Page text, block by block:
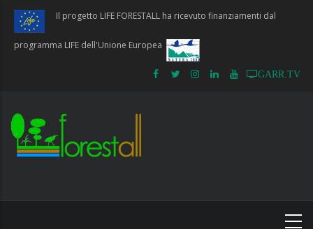
Salta
contenuto
principale
Il progetto LIFE FORESTALL ha ricevuto finanziamenti dal
programma LIFE dell'Unione Europea
GARR.TV